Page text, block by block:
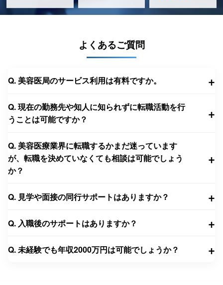
よくあるご質問
Q. 美容医局のサービス利用は有料ですか。 +
Q. 現在の勤務先や知人に知られずに転職活動を行
うことは可能ですか？
+
Q. 美容医療業界に転職するかまだ迷っています
が、転職を決めていなくても相談は可能でしょう
か？
+
Q. 見学や面接の同行サポートはありますか？ +
Q. 入職後のサポートはありますか？ +
Q. 未経験でも年収2000万円は可能でしょうか？ +